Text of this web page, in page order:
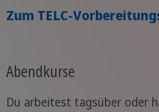
Zum TELC-
Abendkurse
Du arbeitest tagsüber oder